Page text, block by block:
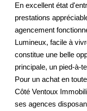
En excellent état
prestations
agencement
Lumineux, facile à
constitue une belle
principale, un pied-à-
Pour un achat en
Côté Ventoux
ses agences